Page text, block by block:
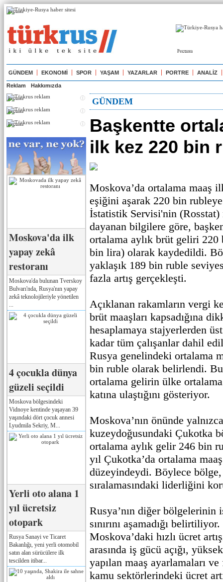
Реклама
Реклама
GÜNDEM EKONOMİ SPOR YAŞAM YAZARLAR PORTRE ANALİZ
Reklam Hakkımızda
Реклама
Реклама
Реклама
Moskova'da ilk
yapay zekâ
restoranı
Moskova'da bulunan Tverskoy
Bulvarı'nda, Rusya'nın yapay
zekâ teknolojileriyle yönetilen
4 çocukla dünya
güzeli seçildi
Moskova bölgesindeki
Vidnoye kentinde yaşayan 39
yaşındaki dört çocuk annesi
Lyudmila Sekriy, M...
Yerli oto alana 1
yıl ücretsiz
otopark
Rusya Sanayi ve Ticaret
Bakanlığı, yeni yerli otomobil
satın alan sürücülere ilk
tescilden itibar...
GÜNDEM
Başkentte
ilk kez 220 bin
Moskova’da ortalama maaş
eşiğini aşarak 220 bin
İstatistik Servisi'nin (Rosstat)
dayanan bilgilere göre,
ortalama aylık brüt geliri 220
bin lira) olarak kaydedildi.
yaklaşık 189 bin ruble
fazla artış gerçekleşti.
Açıklanan rakamların vergi
brüt maaşları kapsadığına
hesaplamaya stajyerlerden
kadar tüm çalışanlar dahil
Rusya genelindeki ortalama
bin ruble olarak belirlendi.
ortalama gelirin ülke
katına ulaştığını gösteriyor.
Moskova’nın önünde
kuzeydoğusundaki Çukotka
ortalama aylık gelir 246 bin
yıl Çukotka’da ortalama
düzeyindeydi. Böylece
sıralamasındaki liderliğini
Rusya’nın diğer bölgelerinin
sınırını aşamadığı
Moskova’daki hızlı ücret
arasında iş gücü açığı,
yapılan maaş ayarlamaları
kamu sektörlerindeki ücret